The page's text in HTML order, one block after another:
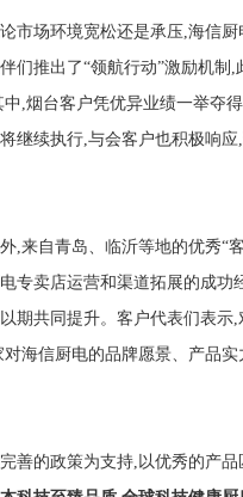
场环境宽松还是承压,海信厨
们推出了“领航行动”激励机制
中,烟台客户凭优异业绩一举夺
继续执行,与会客户也积极响
自青岛、临沂等地的优秀“客
专卖店运营和渠道拓展的成功
期共同提升。客户代表们表示
对海信厨电的品牌愿景、产品
的政策为支持,以优秀的产品